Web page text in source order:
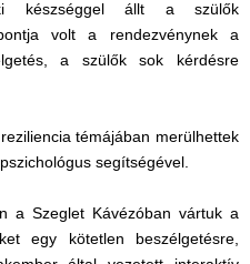
készséggel állt a szülők
volt a rendezvénynek a
a szülők sok kérdésre
témájában merülhettek
segítségével.
a Szeglet Kávézóban vártuk a
egy kötetlen beszélgetésre,